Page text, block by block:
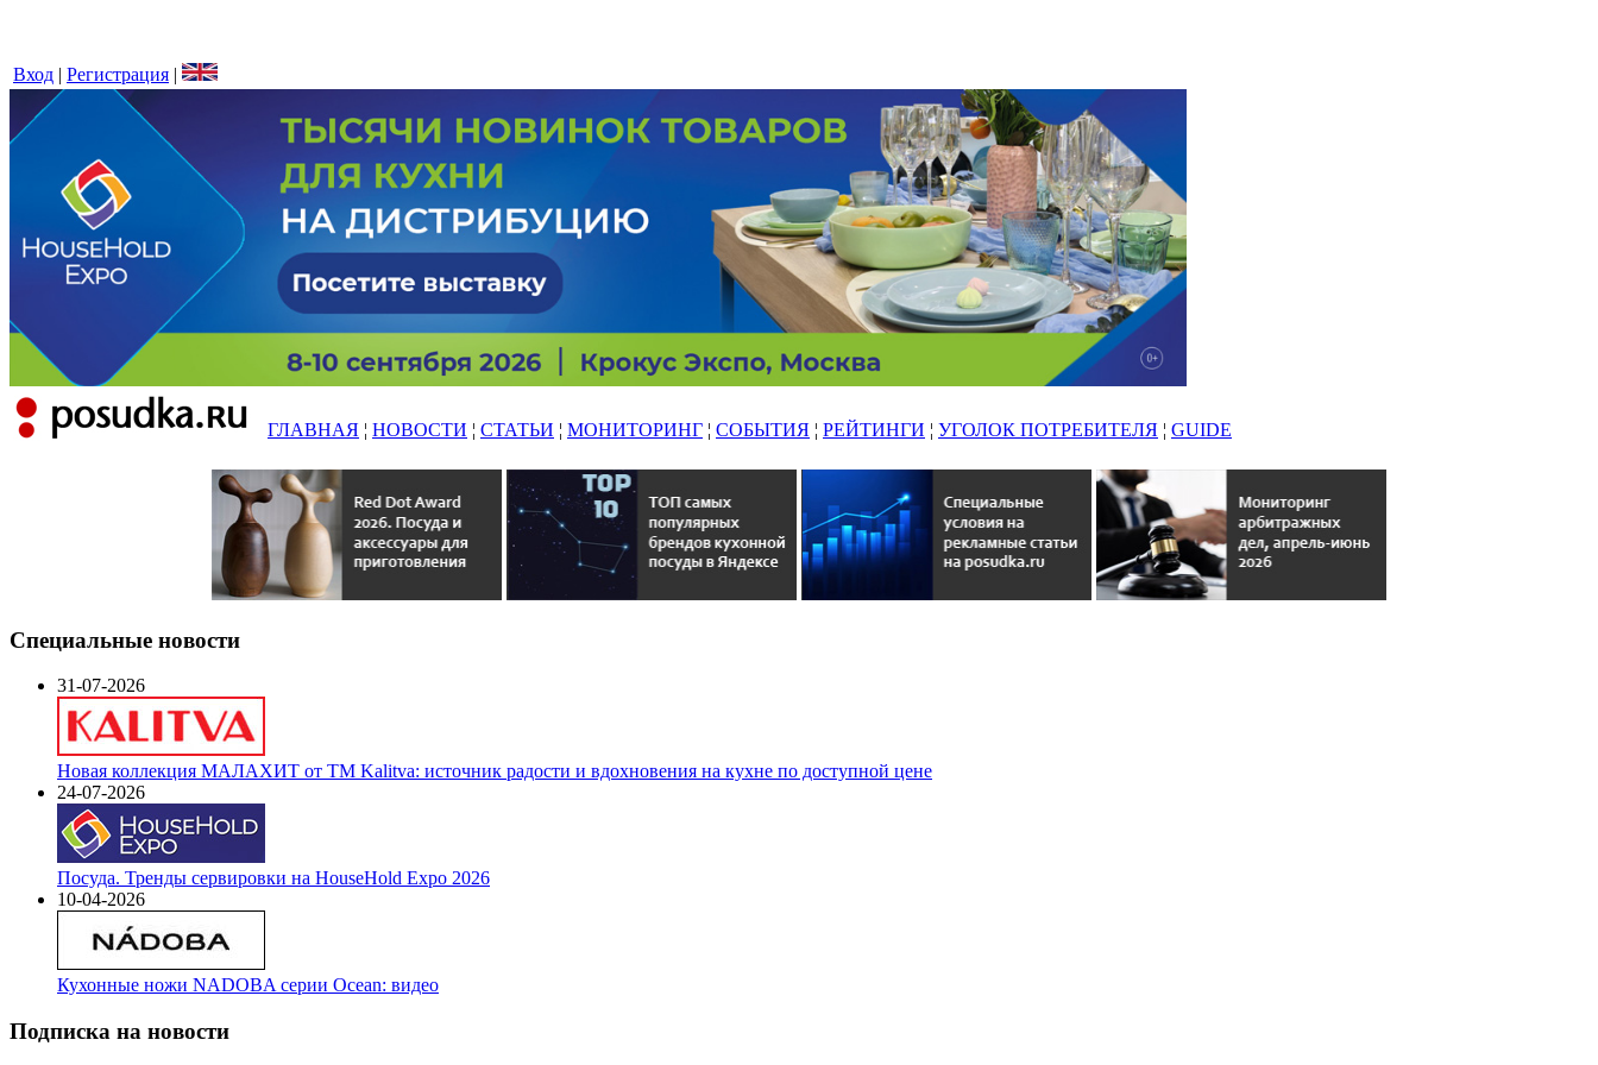
Вход | Регистрация |
ГЛАВНАЯ ¦ НОВОСТИ ¦ СТАТЬИ ¦ МОНИТОРИНГ ¦ СОБЫТИЯ ¦ РЕЙТИНГИ ¦ УГОЛОК ПОТРЕБИТЕЛЯ ¦ GUIDE
Специальные новости
31-07-2026
Новая коллекция МАЛАХИТ от ТМ Kalitva: источник радости и вдохновения на кухне по доступной цене
24-07-2026
Посуда. Тренды сервировки на HouseHold Expo 2026
10-04-2026
Кухонные ножи NADOBA серии Ocean: видео
Подписка на новости